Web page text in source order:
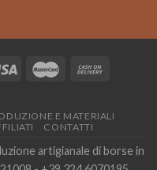
E MATERIALI
CONTATTI
artigianale di borse in